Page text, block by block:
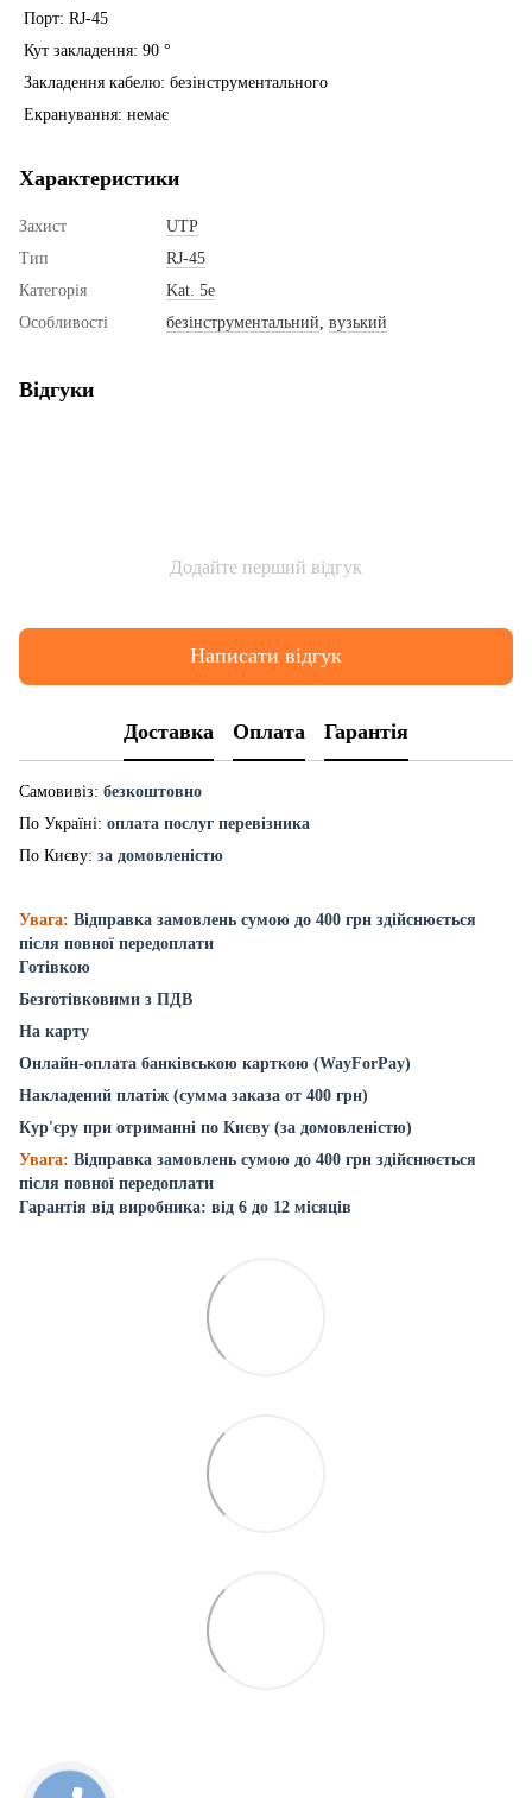
Порт: RJ-45
Кут закладення: 90 °
Закладення кабелю: безінструментального
Екранування: немає
Характеристики
Захист
UTP
Тип
RJ-45
Категорія
Kat. 5e
Особливості
безінструментальний вузький
Відгуки
Додайте перший відгук
Написати відгук
Доставка Оплата Гарантія
Самовивіз: безкоштовно
По Україні: оплата послуг перевізника
По Києву: за домовленістю
Увага: Відправка замовлень сумою до 400 грн здійснюється
після повної передоплати
Готівкою
Безготівковими з ПДВ
На карту
Онлайн-оплата банківською карткою (WayForPay)
Накладений платіж (сумма заказа от 400 грн)
Кур'єру при отриманні по Києву (за домовленістю)
Увага: Відправка замовлень сумою до 400 грн здійснюється
після повної передоплати
Гарантія від виробника: від 6 до 12 місяців